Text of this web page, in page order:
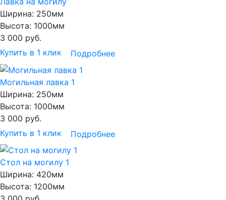
Ширина: 250мм
Высота: 1000мм
3 000 руб.
Купить в 1 клик
Подробнее
Могильная лавка 1
Ширина: 250мм
Высота: 1000мм
3 000 руб.
Купить в 1 клик
Подробнее
Стол на могилу 1
Ширина: 420мм
Высота: 1200мм